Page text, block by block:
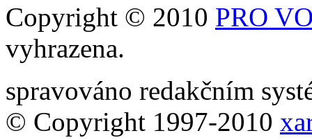
Copyright © 2010 PRO
vyhrazena.
spravováno redakčním
© Copyright 1997-2010